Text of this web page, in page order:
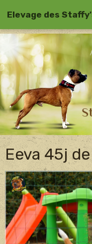
Elevage des
Eeva 45j